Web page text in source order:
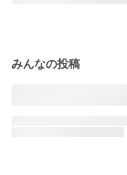
みんなの投稿